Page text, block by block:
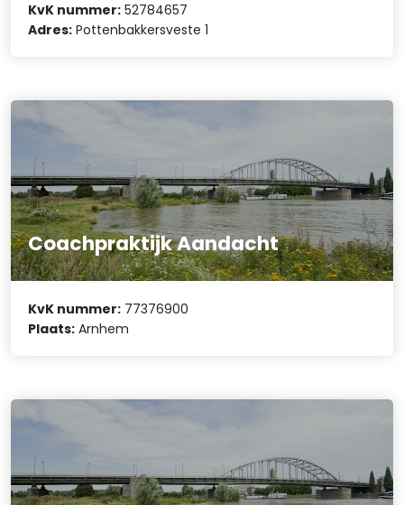
KvK nummer: 52784657
Adres: Pottenbakkersveste 1
Coachpraktijk Aandacht
KvK nummer: 77376900
Plaats: Arnhem